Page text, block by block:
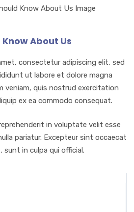
About Us
consectetur adipiscing elit, sed
ut labore et dolore magna
veniam, quis nostrud exercitation
ex ea commodo consequat.
in voluptate velit esse
pariatur. Excepteur sint occaecat
in culpa qui official.